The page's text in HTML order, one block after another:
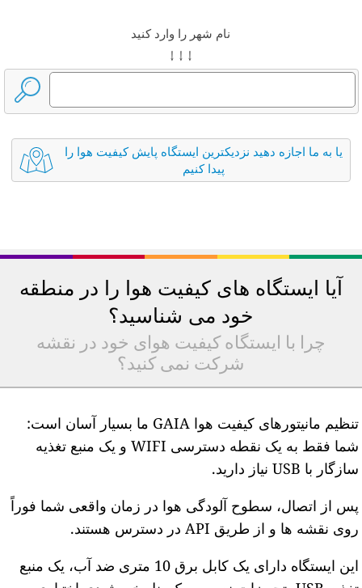
نام شهر را وارد کنید
↓ ↓ ↓
یا به ما اجازه دهید نزدیکترین ایستگاه پایش کیفیت هوا را
پیدا کنیم
آیا ایستگاه های کیفیت هوا را در منطقه
خود می شناسید؟
چرا با ایستگاه کیفیت هوای خود در نقشه
شرکت نمی کنید؟
تنظیم مانیتورهای کیفیت هوا GAIA ما بسیار آسان است:
شما فقط به یک نقطه دسترسی WIFI و یک منبع تغذیه
سازگار با USB نیاز دارید.
پس از اتصال، سطوح آلودگی هوا در زمان واقعی شما فوراً
روی نقشه ها و از طریق API در دسترس هستند.
این ایستگاه دارای یک کابل برق 10 متری ضد آب، یک منبع